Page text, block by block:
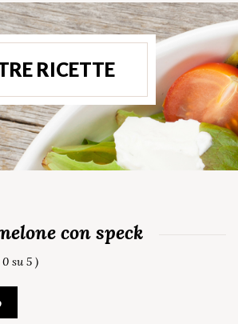
RICETTE
con speck
0 su 5 )